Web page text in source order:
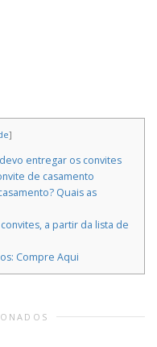
]
entregar os convites
de casamento
Quais as
a partir da lista de
Compre Aqui